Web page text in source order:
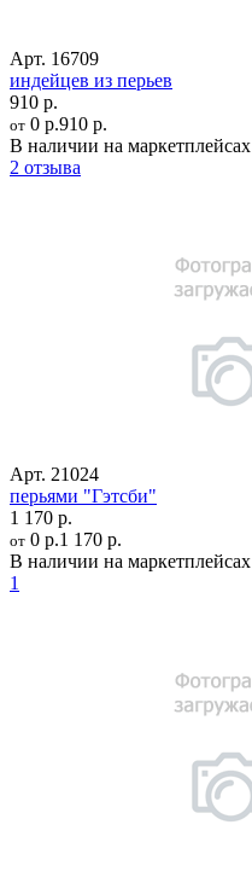
Арт. 16709
индейцев из перьев
910 р.
от 0 р.910 р.
В наличии на маркетплейсах
2 отзыва
Арт. 21024
перьями "Гэтсби"
1 170 р.
от 0 р.1 170 р.
В наличии на маркетплейсах
1